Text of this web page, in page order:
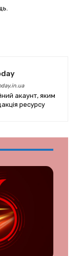
акаунт, яким
ресурсу